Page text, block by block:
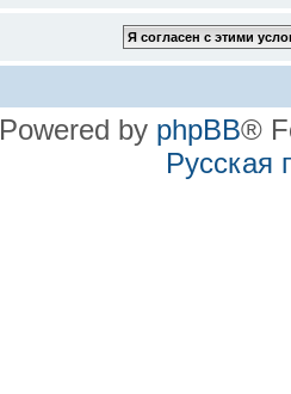
Powered by phpBB®
Русская